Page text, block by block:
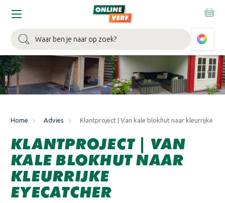
Zoeken
WIN EEN BALLONVAART:Bij besteding vanaf €100,- aan Sikkens
muurverf en/of lak.
Bekijk actie >
Home Advies Klantproject | Van kale blokhut naar kleurrijke
KLANTPROJECT | VAN
KALE BLOKHUT NAAR
KLEURRIJKE
EYECATCHER